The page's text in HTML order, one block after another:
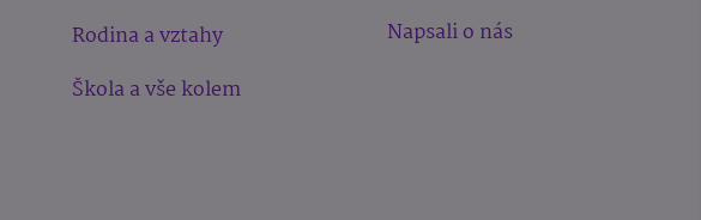
Rodina a vztahy
Škola a vše kolem
Napsali o nás